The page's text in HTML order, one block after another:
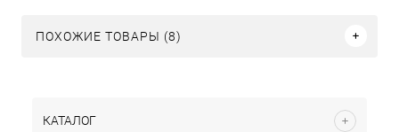
ПОХОЖИЕ ТОВАРЫ (8)
КАТАЛОГ